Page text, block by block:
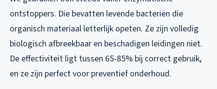
ontstoppers. Die bevatten levende bacteriën die
organisch materiaal letterlijk opeten. Ze zijn volledig
biologisch afbreekbaar en beschadigen leidingen niet.
De effectiviteit ligt tussen 65-85% bij correct gebruik,
en ze zijn perfect voor preventief onderhoud.